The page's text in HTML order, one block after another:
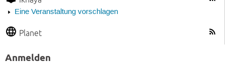
Eine Veranstaltung vorschlagen
Planet
Anmelden